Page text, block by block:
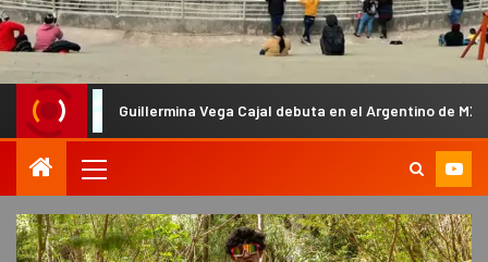
Vega Cajal debuta en el Argentino de MX y será la única